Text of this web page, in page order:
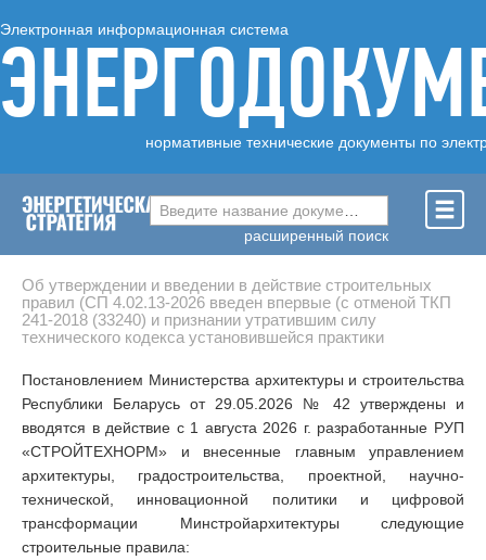
Электронная информационная система
нормативные технические документы по
Введите название документа ...
расширенный поиск
Об утверждении и введении в действие строительных
правил (СП 4.02.13-2026 введен впервые (с отменой ТКП
241-2018 (33240) и признании утратившим силу
технического кодекса установившейся практики
Постановлением Министерства архитектуры и строительства
Республики Беларусь от 29.05.2026 № 42 утверждены и
вводятся в действие с 1 августа 2026 г. разработанные РУП
«СТРОЙТЕХНОРМ» и внесенные главным управлением
архитектуры, градостроительства, проектной, научно-
технической, инновационной политики и цифровой
трансформации Минстройархитектуры следующие
строительные правила: